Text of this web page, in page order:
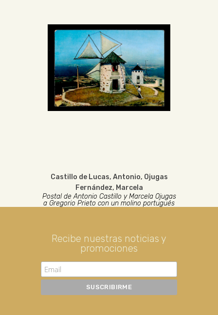
Castillo de Lucas, Antonio, Ojugas
Fernández, Marcela
Postal de Antonio Castillo y Marcela Ojugas
a Gregorio Prieto con un molino portugués
Recibe nuestras noticias y
promociones